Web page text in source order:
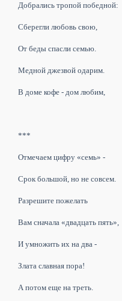
Добрались тропой победной:
Сберегли любовь свою,
От беды спасли семью.
Медной джезвой одарим.
В доме кофе - дом любим,
***
Отмечаем цифру «семь» -
Срок большой, но не совсем.
Разрешите пожелать
Вам сначала «двадцать пять»,
И умножить их на два -
Злата славная пора!
А потом еще на треть.